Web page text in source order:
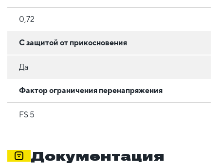
0,72
С защитой от прикосновения
Да
Фактор ограничения перенапряжения
FS 5
Документация